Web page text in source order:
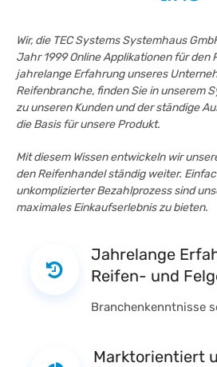
Wir, die TEC Systems Systemhaus
Jahr 1999 Online Applikationen für den
jahrelange Erfahrung unseres
Reifenbranche, finden Sie in unserem
zu unseren Kunden und der ständige
die Basis für unsere Produkt.
Mit diesem Wissen entwickeln wir
den Reifenhandel ständig weiter.
unkomplizierter Bezahlprozess sind
maximales Einkaufserlebnis zu bieten.
Jahrelange
Reifen- und
Branchenkenntnisse
Marktorientiert